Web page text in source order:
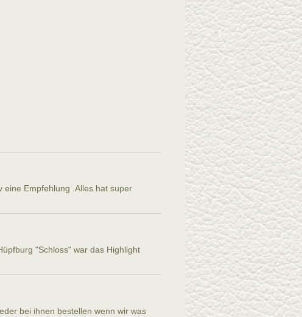
eine Empfehlung .Alles hat super
"Schloss" war das Highlight
bei ihnen bestellen wenn wir was